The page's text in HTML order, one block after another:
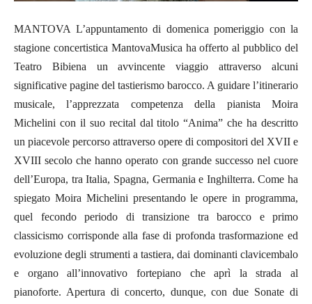
MANTOVA L’appuntamento di domenica pomeriggio con la
stagione concertistica MantovaMusica ha offerto al pubblico del
Teatro Bibiena un avvincente viaggio attraverso alcuni
significative pagine del tastierismo barocco. A guidare l’itinerario
musicale, l’apprezzata competenza della pianista Moira
Michelini con il suo recital dal titolo “Anima” che ha descritto
un piacevole percorso attraverso opere di compositori del XVII e
XVIII secolo che hanno operato con grande successo nel cuore
dell’Europa, tra Italia, Spagna, Germania e Inghilterra. Come ha
spiegato Moira Michelini presentando le opere in programma,
quel fecondo periodo di transizione tra barocco e primo
classicismo corrisponde alla fase di profonda trasformazione ed
evoluzione degli strumenti a tastiera, dai dominanti clavicembalo
e organo all’innovativo fortepiano che aprì la strada al
pianoforte. Apertura di concerto, dunque, con due Sonate di